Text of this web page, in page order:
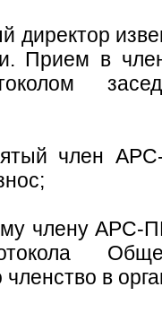
директор
Прием в
член
члену АРС-
в